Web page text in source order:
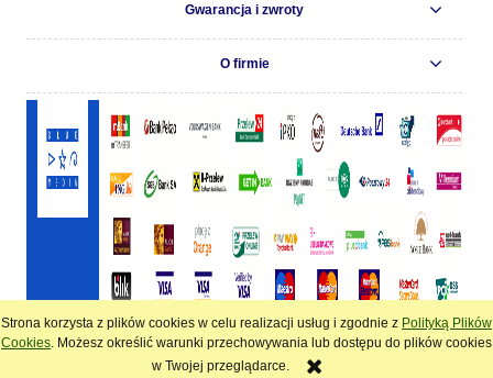
Strona korzysta z plików cookies w celu realizacji usług i zgodnie z Polityką Plików
Cookies. Możesz określić warunki przechowywania lub dostępu do plików cookies
w Twojej przeglądarce.
Gwarancja i zwroty
O firmie
pokaż pełną wersję strony
Sklep internetowy Shoper.pl